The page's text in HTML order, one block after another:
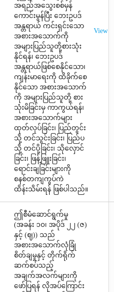
အရည်အသွေးစစ်မှန်
ကောင်းမွန်ပြီး ဘေးဥပဒ်
အန္တရာယ် ကင်းရှင်းသော
အစားအသောက်ကို
အများပြည်သူတို့စားသုံး
နိုင်ရန်၊ ဘေးဥပဒ်
အန္တရာယ်ဖြစ်စေနိုင်သော၊
ကျန်းမာရေးကို ထိခိုက်စေ
နိုင်သော အစားအသောက်
ကို အများပြည်သူတို့ စား
သုံးမိခြင်းမှ ကာကွယ်ရန်၊
အစားအသောက်များ
ထုတ်လုပ်ခြင်း၊ ပြည်တွင်း
သို့ တင်သွင်းခြင်း၊ ပြည်ပ
သို့ တင်ပို့ခြင်း၊ သိုလှောင်
ခြင်း၊ ဖြန့်ဖြူးခြင်း၊
ရောင်းချခြင်းများကို
စနစ်တကျကွပ်ကဲ
ထိန်းသိမ်းရန် ဖြစ်ပါသည်။
View
ဤစီမံဆောင်ရွက်မှု
(အခန်း ၁၀၊ အပိုဒ် ၂၂ (ဇ)
နှင့် (ဈ)) သည်
အစားအသောက်လုံခြုံ
စိတ်ချမှုနှင့် တိုက်ရိုက်
ဆက်စပ်သည့်
အချက်အလက်များကို
ဖော်ပြရန် လိုအပ်ကြောင်း